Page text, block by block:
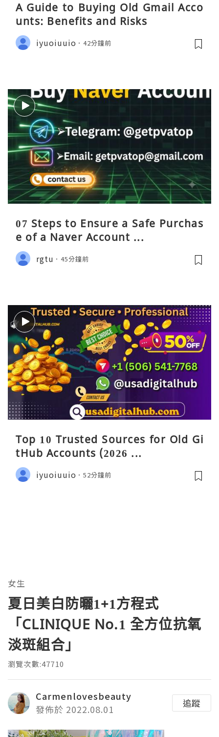
A Guide to Buying Old Gmail Acco
unts: Benefits and Risks
iyuoiuuio 42分鐘前
07 Steps to Ensure a Safe Purchas
e of a Naver Account ...
rgtu 45分鐘前
Top 10 Trusted Sources for Old Gi
tHub Accounts (2026 ...
iyuoiuuio 52分鐘前
女生
夏日美白防曬1+1方程式
「CLINIQUE No.1 全方位抗氧
淡斑組合」
瀏覽次數:47710
Carmenlovesbeauty
發佈於 2022.08.01
追蹤